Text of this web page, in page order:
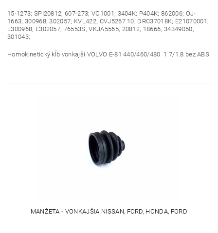
15-1273; SPI20812; 607-273; VO1001; 3404K; P404K; 862006; OJ-
1663; 300968; 302057; KVL422; CVJ5267.10; DRC37018K; E21070001;
E300968; E302057; 76553S; VKJA5565; 20812; 18666; 34349050;
301043;
Homokinetický kĺb vonkajší VOLVO E-81 440/460/480 1.7/1.8 bez ABS
MANŽETA - VONKAJŠIA NISSAN, FORD, HONDA, FORD